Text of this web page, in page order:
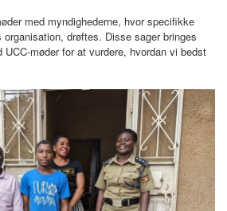
med myndighederne, hvor specifikke
drøftes. Disse sager bringes
møder for at vurdere, hvordan vi bedst